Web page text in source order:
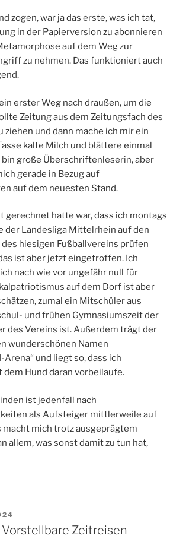
zogen, war ja das erste, was ich tat,
in der Papierversion zu abonnieren
auf dem Weg zur
zu nehmen. Das funktioniert auch
erster Weg nach draußen, um die
Zeitung aus dem Zeitungsfach des
ziehen und dann mache ich mir ein
kalte Milch und blättere einmal
bin große Überschriftenleserin, aber
gerade in Bezug auf
auf dem neuesten Stand.
gerechnet hatte war, dass ich montags
der Landesliga Mittelrhein auf den
hiesigen Fußballvereins prüfen
ist aber jetzt eingetroffen. Ich
nach wie vor ungefähr null für
auf dem Dorf ist aber
zumal ein Mitschüler aus
und frühen Gymnasiumszeit der
des Vereins ist. Außerdem trägt der
wunderschönen Namen
Arena“ und liegt so, dass ich
dem Hund daran vorbeilaufe.
ist jedenfall nach
als Aufsteiger mittlerweile auf
macht mich trotz ausgeprägtem
allem, was sonst damit zu tun hat,
Vorstellbare Zeitreisen